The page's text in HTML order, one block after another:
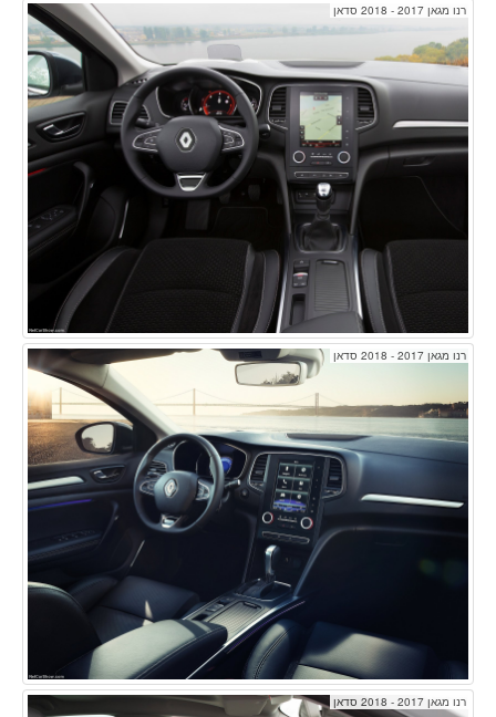
רנו מגאן 2017 - 2018 סדאן
רנו מגאן 2017 - 2018 סדאן
רנו מגאן 2017 - 2018 סדאן